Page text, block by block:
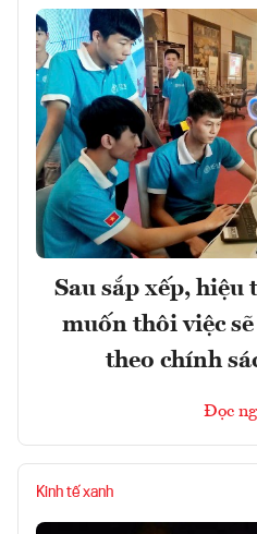
Sau sắp xếp,
muốn thôi việc
theo chính
Đọc
Kinh tế xanh